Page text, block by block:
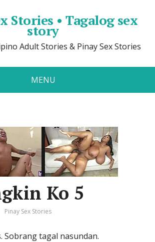
Stories • Tagalog sex
story
Adult Stories & Pinay Sex Stories
MENU
Ko 5
Pinay Sex Stories
Sobrang tagal nasundan.